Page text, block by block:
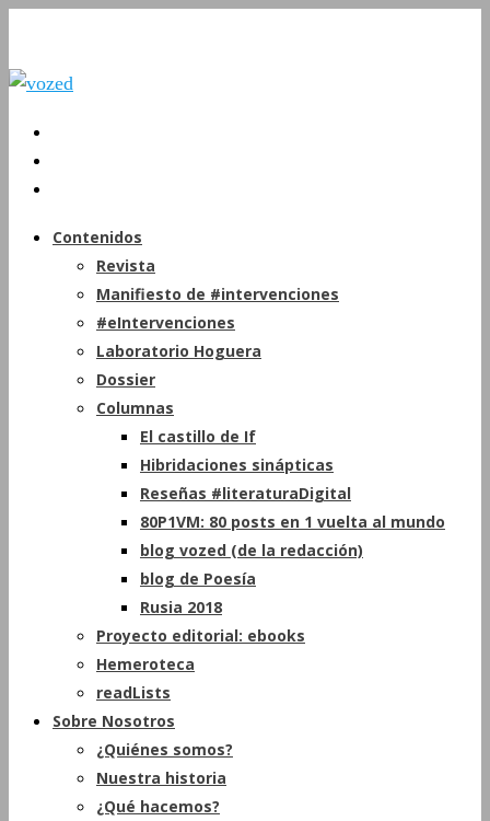
Contenidos
Revista
Manifiesto de #intervenciones
#eIntervenciones
Laboratorio Hoguera
Dossier
Columnas
El castillo de If
Hibridaciones sinápticas
Reseñas #literaturaDigital
80P1VM: 80 posts en 1 vuelta al mundo
blog vozed (de la redacción)
blog de Poesía
Rusia 2018
Proyecto editorial: ebooks
Hemeroteca
readLists
Sobre Nosotros
¿Quiénes somos?
Nuestra historia
¿Qué hacemos?